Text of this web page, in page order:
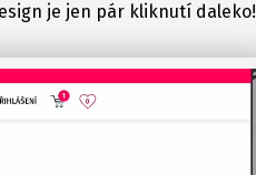
je jen pár kliknutí daleko!